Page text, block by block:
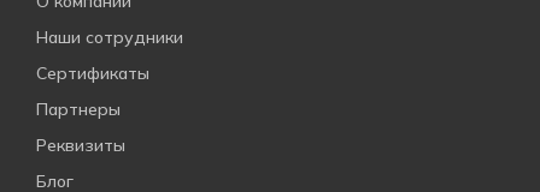
Наши сотрудники
Сертификаты
Партнеры
Реквизиты
Блог